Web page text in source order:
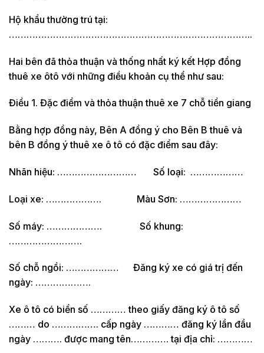
Hộ khẩu thường trú tại:
………………………………………………………………………..
Hai bên đã thỏa thuận và thống nhất ký kết Hợp đồng
thuê xe ôtô với những điều khoản cụ thể như sau:
Điều 1. Đặc điểm và thỏa thuận thuê xe 7 chỗ tiền giang
Bằng hợp đồng này, Bên A đồng ý cho Bên B thuê và
bên B đồng ý thuê xe ô tô có đặc điểm sau đây:
Nhãn hiệu: ……………………… Số loại: ………………
Loại xe: ………………. Màu Sơn: …………………
Số máy: ………………. Số khung:
…………………….
Số chỗ ngồi: ……………… Đăng ký xe có giá trị đến
ngày: ……………….
Xe ô tô có biển số ………… theo giấy đăng ký ô tô số
……… do ……………. cấp ngày ………… đăng ký lần đầu
ngày ………. được mang tên…………. tại địa chỉ: …………